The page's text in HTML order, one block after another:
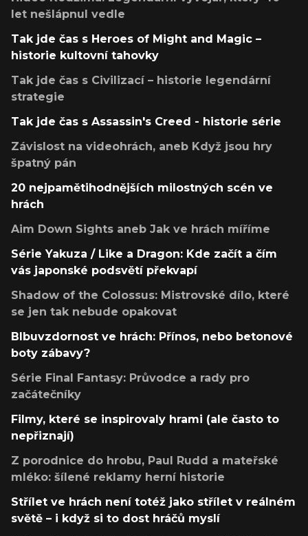
let nešlápnul vedle
Tak jde čas s Heroes of Might and Magic –
historie kultovní tahovky
Tak jde čas s Civilizací – historie legendární
strategie
Tak jde čas s Assassin's Creed - historie série
Závislost na videohrách, aneb Když jsou hry
špatný pán
20 nejpamětihodnějších milostných scén ve
hrách
Aim Down Sights aneb Jak ve hrách míříme
Série Yakuza / Like a Dragon: Kde začít a čím
vás japonské podsvětí překvapí
Shadow of the Colossus: Mistrovské dílo, které
se jen tak nebude opakovat
Blbuvzdornost ve hrách: Přínos, nebo betonové
boty zábavy?
Série Final Fantasy: Průvodce a rady pro
začátečníky
Filmy, které se inspirovaly hrami (ale často to
nepřiznají)
Z porodnice do hrobu, Paul Rudd a mateřské
mléko: šílené reklamy herní historie
Střílet ve hrách není totéž jako střílet v reálném
světě – i když si to dost hráčů myslí